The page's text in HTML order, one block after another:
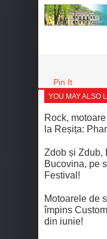
Pin It
YOU MAY ALSO
Rock,
la Reșița:
Zdob și Zdub,
Bucovina, pe
Festival!
Motoarele de
împins
din iunie!